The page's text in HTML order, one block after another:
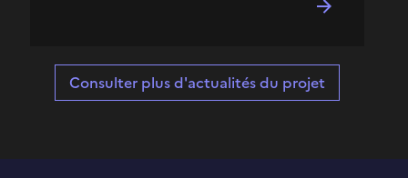
Consulter plus d'actualités du projet